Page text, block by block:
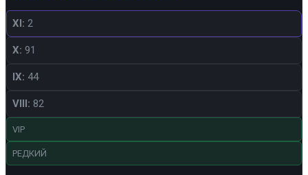
XI: 2
X: 91
IX: 44
VIII: 82
VIP
РЕДКИЙ